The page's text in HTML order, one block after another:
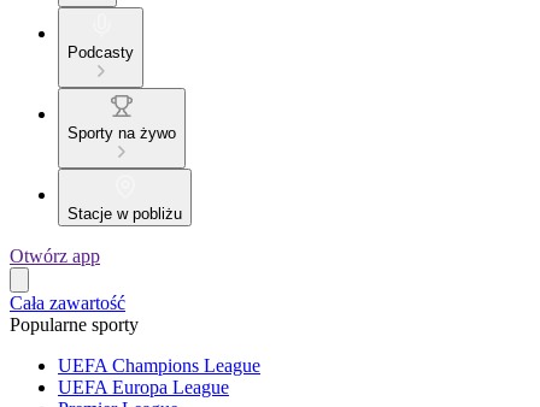
Podcasty
Sporty na żywo
Stacje w pobliżu
Otwórz app
Cała zawartość
Popularne sporty
UEFA Champions League
UEFA Europa League